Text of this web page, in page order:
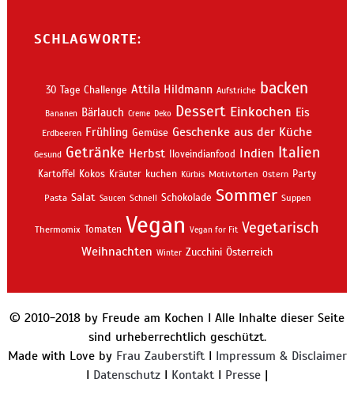
SCHLAGWORTE:
30 Tage Challenge Attila Hildmann Aufstriche backen
Bananen Bärlauch Creme Deko Dessert Einkochen Eis
Erdbeeren Frühling Gemüse Geschenke aus der Küche
Gesund Getränke Herbst Iloveindianfood Indien Italien
Kartoffel Kokos Kräuter kuchen Kürbis Motivtorten Ostern Party
Pasta Salat Saucen Schnell Schokolade Sommer Suppen
Thermomix Tomaten Vegan Vegan for Fit Vegetarisch
Weihnachten Winter Zucchini Österreich
© 2010-2018 by Freude am Kochen I Alle Inhalte dieser Seite
sind urheberrechtlich geschützt.
Made with Love by Frau ZauberstiftI Impressum & Disclaimer
I Datenschutz I KontaktI Presse |